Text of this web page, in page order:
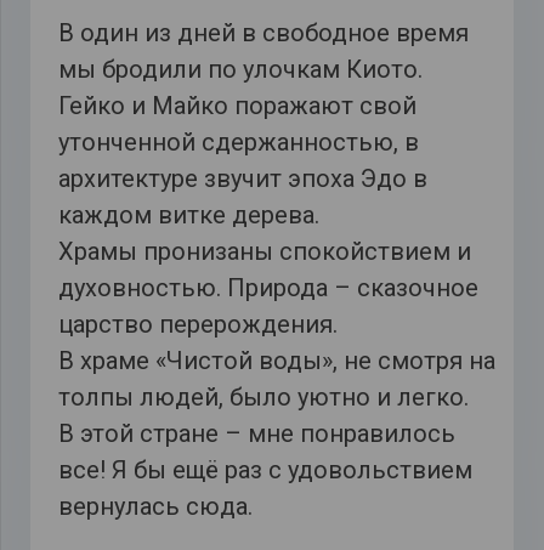
В один из дней в свободное время
мы бродили по улочкам Киото.
Гейко и Майко поражают свой
утонченной сдержанностью, в
архитектуре звучит эпоха Эдо в
каждом витке дерева.
Храмы пронизаны спокойствием и
духовностью. Природа – сказочное
царство перерождения.
В храме «Чистой воды», не смотря на
толпы людей, было уютно и легко.
В этой стране – мне понравилось
все! Я бы ещё раз с удовольствием
вернулась сюда.